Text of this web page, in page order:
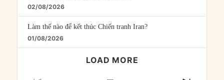
02/08/2026
Làm thế nào để kết thúc Chiến tranh Iran?
01/08/2026
LOAD MORE